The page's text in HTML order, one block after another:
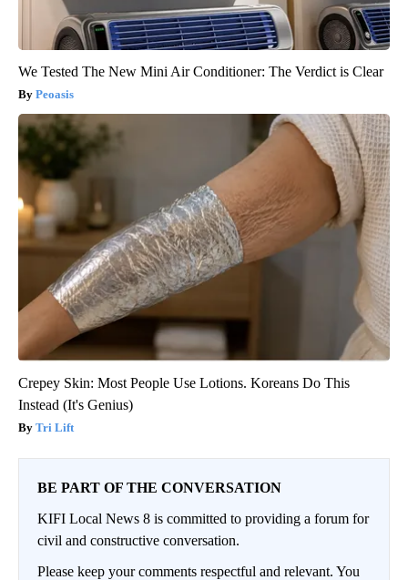
We Tested The New Mini Air Conditioner: The Verdict is Clear
Peoasis
Crepey Skin: Most People Use Lotions. Koreans Do This
Instead (It's Genius)
Tri Lift
BE PART OF THE CONVERSATION
KIFI Local News 8 is committed to providing a forum for
civil and constructive conversation.
Please keep your comments respectful and relevant. You